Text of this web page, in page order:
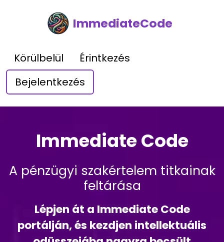
ImmediateCode
Körülbelül
Érintkezés
Bejelentkezés
Immediate Code
A pénzügyi szakértelem titkainak
feltárása
Lépjen át a Immediate Code
portálján, és kezdjen intellektuális